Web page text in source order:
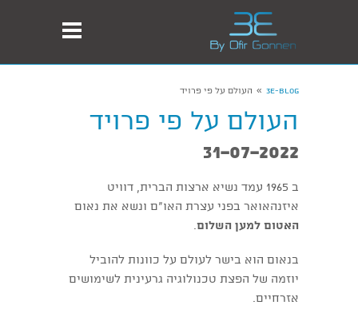
3E-Blog
» העולם על פי פרויד
העולם על פי פרויד
31-07-2022
ב 1965 עמד נשיא ארצות הברית, דוויט
איזנהאואר בפני עצרת האו"ם ונשא את נאום
האטום למען השלום.
בנאום הוא בישר לעולם על כוונות להוביל
יוזמה של הפצת טכנולוגיה גרעינית לשימושים
אזרחיים.